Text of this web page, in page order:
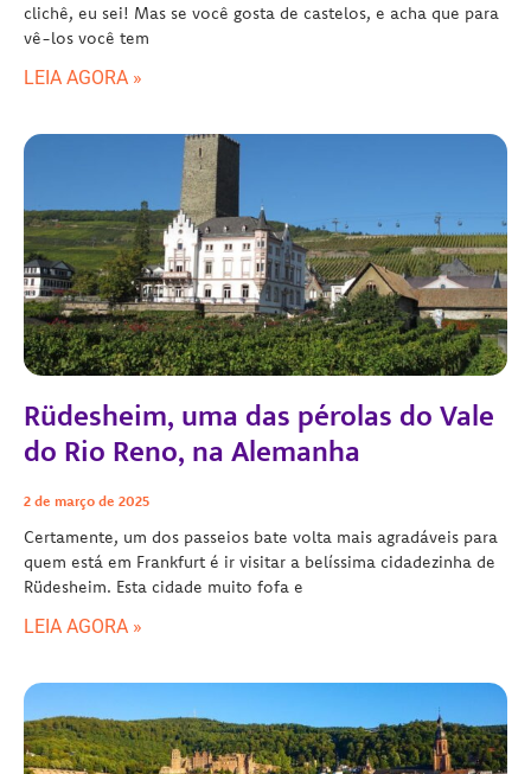
clichê, eu sei! Mas se você gosta de castelos, e acha que para
vê-los você tem
LEIA AGORA »
Rüdesheim, uma das pérolas do Vale
do Rio Reno, na Alemanha
2 de março de 2025
Certamente, um dos passeios bate volta mais agradáveis para
quem está em Frankfurt é ir visitar a belíssima cidadezinha de
Rüdesheim. Esta cidade muito fofa e
LEIA AGORA »